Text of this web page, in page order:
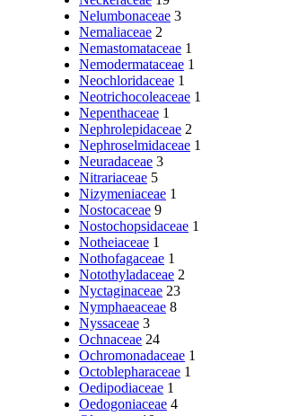
Nelumbonaceae 3
Nemaliaceae 2
Nemastomataceae 1
Nemodermataceae 1
Neochloridaceae 1
Neotrichocoleaceae 1
Nepenthaceae 1
Nephrolepidaceae 2
Nephroselmidaceae 1
Neuradaceae 3
Nitrariaceae 5
Nizymeniaceae 1
Nostocaceae 9
Nostochopsidaceae 1
Notheiaceae 1
Nothofagaceae 1
Notothyladaceae 2
Nyctaginaceae 23
Nymphaeaceae 8
Nyssaceae 3
Ochnaceae 24
Ochromonadaceae 1
Octoblepharaceae 1
Oedipodiaceae 1
Oedogoniaceae 4